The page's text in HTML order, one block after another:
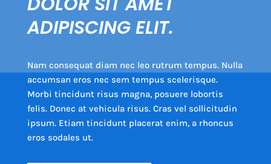
ADIPISCING ELIT.
Nam consequat diam nec leo rutrum tempus. Nulla
accumsan eros nec sem tempus scelerisque.
Morbi tincidunt risus magna, posuere lobortis
felis. Donec at vehicula risus. Cras vel sollicitudin
ipsum. Etiam tincidunt placerat enim, a rhoncus
eros sodales ut.